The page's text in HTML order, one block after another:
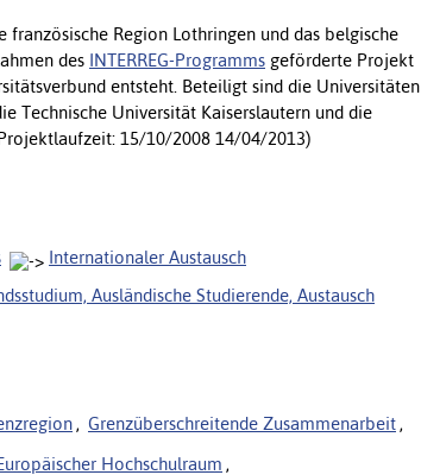
französische Region Lothringen und das belgische
des INTERREG-Programms geförderte Projekt
entsteht. Beteiligt sind die Universitäten
Technische Universität Kaiserslautern und die
15/10/2008 14/04/2013)
Internationaler Austausch
Ausländische Studierende, Austausch
, Grenzüberschreitende Zusammenarbeit ,
Hochschulraum ,